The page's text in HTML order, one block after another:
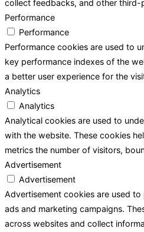
collect feedbacks, and other third-
Performance
Performance
Performance cookies are used to
key performance indexes of the
a better user experience for the
Analytics
Analytics
Analytical cookies are used to
with the website. These cookies
metrics the number of visitors,
Advertisement
Advertisement
Advertisement cookies are used
ads and marketing campaigns.
across websites and collect